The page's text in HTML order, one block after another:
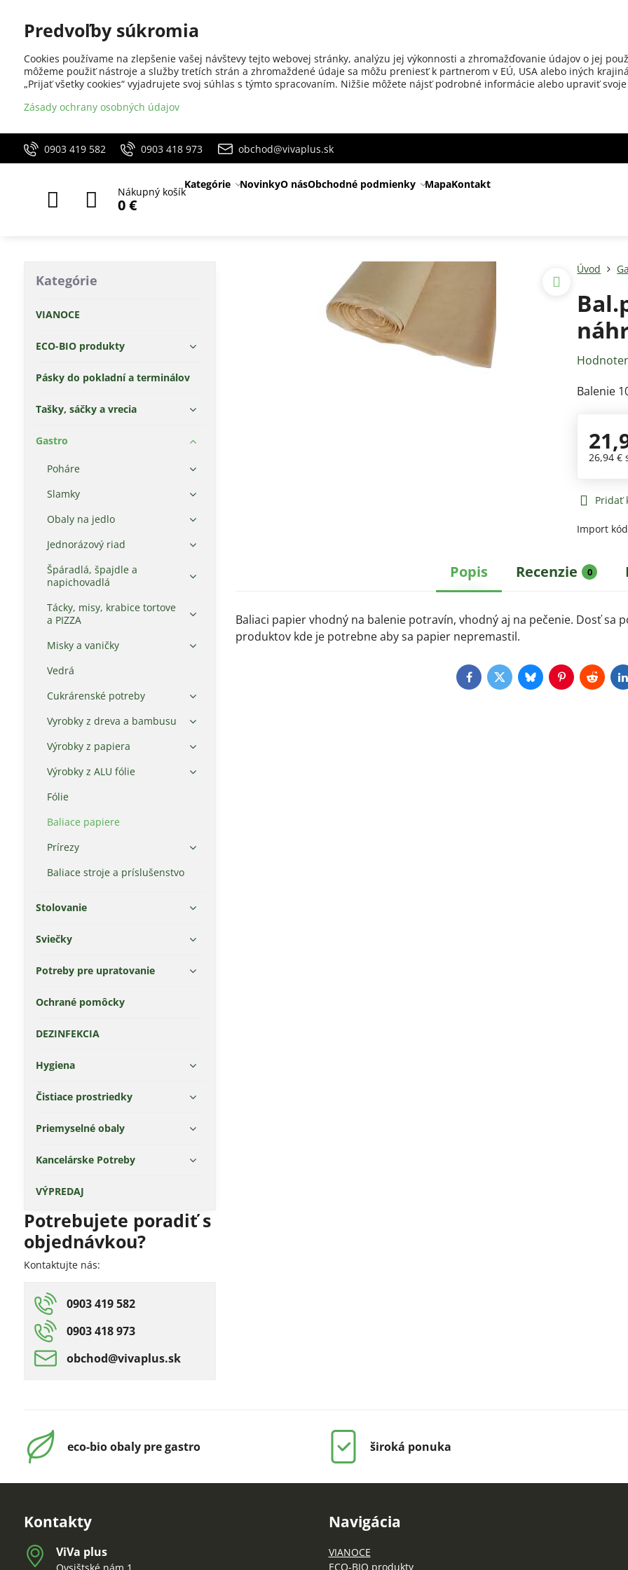
0903 419 582 0903 418 973 obchod@vivaplus.sk
Nákupný košík
0 €
Kategórie NovinkyO násObchodné podmienky MapaKontakt
Úvod
Balenie
26,94 €
Pridať
Import
Popis Recenzie 0
Baliaci papier vhodný na balenie potravín, vhodný aj na pečenie. Dosť sa
produktov kde je potrebne aby sa papier nepremastil.
FacebookTwitterBlueskyPinterestReddit
Kategórie
VIANOCE
ECO-BIO produkty
Pásky do pokladní a terminálov
Tašky, sáčky a vrecia
Gastro
Poháre
Slamky
Obaly na jedlo
Jednorázový riad
Špáradlá, špajdle a
napichovadlá
Tácky, misy, krabice tortove
a PIZZA
Misky a vaničky
Vedrá
Cukrárenské potreby
Vyrobky z dreva a bambusu
Výrobky z papiera
Výrobky z ALU fólie
Fólie
Baliace papiere
Prírezy
Baliace stroje a príslušenstvo
Stolovanie
Sviečky
Potreby pre upratovanie
Ochrané pomôcky
DEZINFEKCIA
Hygiena
Čistiace prostriedky
Priemyselné obaly
Kancelárske Potreby
VÝPREDAJ
Potrebujete poradiť s
objednávkou?
Kontaktujte nás:
0903 419 582
0903 418 973
obchod​@vivaplus​.sk
eco-bio obaly pre gastro široká ponuka
Kontakty
ViVa plus
Navigácia
VIANOCE
ECO-BIO produkty
Predvoľby súkromia
Cookies používame na zlepšenie vašej návštevy tejto webovej stránky, analýzu jej výkonnosti a zhromažďovanie údajov o jej
môžeme použiť nástroje a služby tretích strán a zhromaždené údaje sa môžu preniesť k partnerom v EÚ, USA alebo iných
„Prijať všetky cookies“ vyjadrujete svoj súhlas s týmto spracovaním. Nižšie môžete nájsť podrobné informácie alebo upraviť
Zásady ochrany osobných údajov